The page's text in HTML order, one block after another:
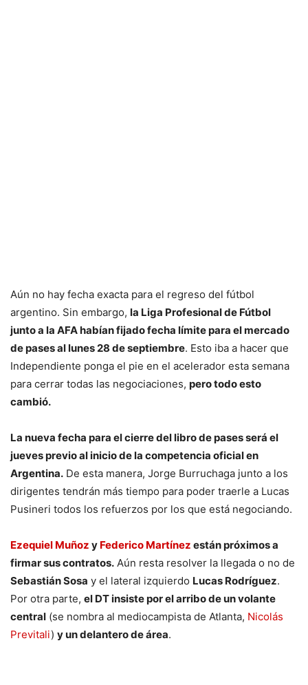
Aún no hay fecha exacta para el regreso del fútbol
argentino. Sin embargo, la Liga Profesional de Fútbol
junto a la AFA habían fijado fecha límite para el mercado
de pases al lunes 28 de septiembre. Esto iba a hacer que
Independiente ponga el pie en el acelerador esta semana
para cerrar todas las negociaciones, pero todo esto
cambió.
La nueva fecha para el cierre del libro de pases será el
jueves previo al inicio de la competencia oficial en
Argentina. De esta manera, Jorge Burruchaga junto a los
dirigentes tendrán más tiempo para poder traerle a Lucas
Pusineri todos los refuerzos por los que está negociando.
Ezequiel Muñoz y Federico Martínez están próximos a
firmar sus contratos. Aún resta resolver la llegada o no de
Sebastián Sosa y el lateral izquierdo Lucas Rodríguez.
Por otra parte, el DT insiste por el arribo de un volante
central (se nombra al mediocampista de Atlanta, Nicolás
Previtali) y un delantero de área.